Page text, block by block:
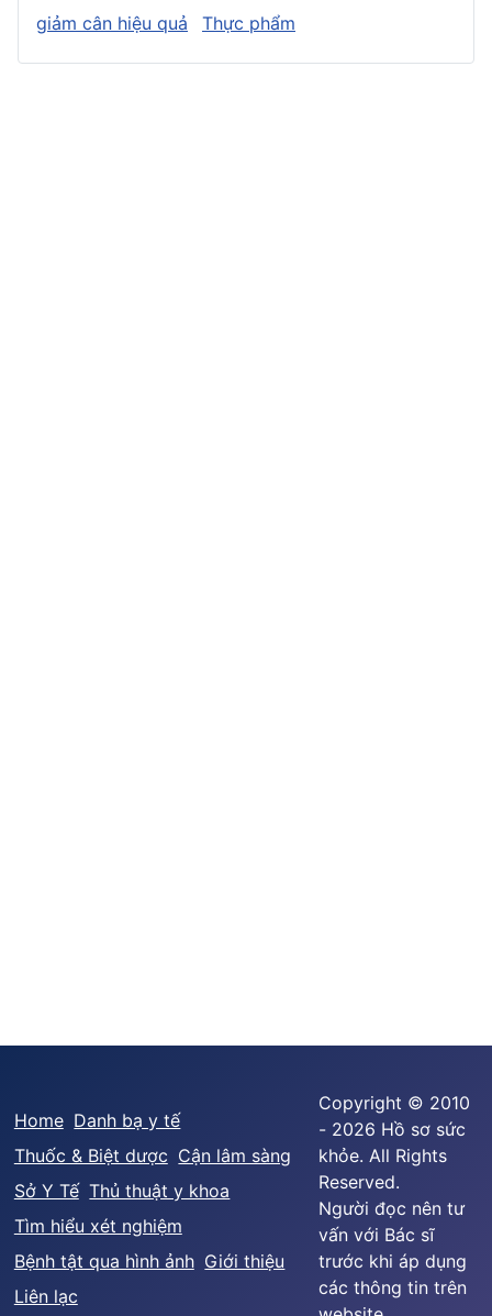
giảm cân hiệu quả
Thực phẩm
Home Danh bạ y tế
Thuốc & Biệt dược Cận lâm sàng
Sở Y Tế Thủ thuật y khoa
Tìm hiểu xét nghiệm
Bệnh tật qua hình ảnh Giới thiệu
Liên lạc
Copyright © 2010
- 2026 Hồ sơ sức
khỏe. All Rights
Reserved.
Người đọc nên tư
vấn với Bác sĩ
trước khi áp dụng
các thông tin trên